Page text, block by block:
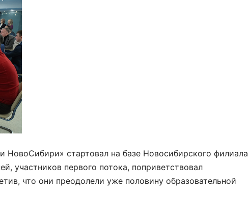
стартовал на базе Новосибирского филиала
участников первого потока, поприветствовал
что они преодолели уже половину образовательной